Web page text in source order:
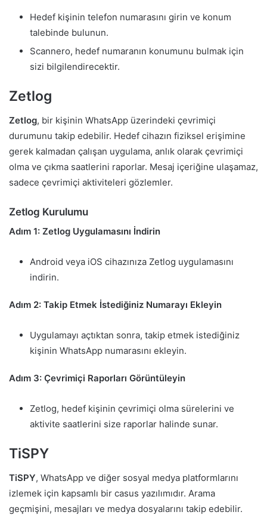
Hedef kişinin telefon numarasını girin ve konum
talebinde bulunun.
Scannero, hedef numaranın konumunu bulmak için
sizi bilgilendirecektir.
Zetlog
Zetlog, bir kişinin WhatsApp üzerindeki çevrimiçi
durumunu takip edebilir. Hedef cihazın fiziksel erişimine
gerek kalmadan çalışan uygulama, anlık olarak çevrimiçi
olma ve çıkma saatlerini raporlar. Mesaj içeriğine ulaşamaz,
sadece çevrimiçi aktiviteleri gözlemler.
Zetlog Kurulumu
Adım 1: Zetlog Uygulamasını İndirin
Android veya iOS cihazınıza Zetlog uygulamasını
indirin.
Adım 2: Takip Etmek İstediğiniz Numarayı Ekleyin
Uygulamayı açtıktan sonra, takip etmek istediğiniz
kişinin WhatsApp numarasını ekleyin.
Adım 3: Çevrimiçi Raporları Görüntüleyin
Zetlog, hedef kişinin çevrimiçi olma sürelerini ve
aktivite saatlerini size raporlar halinde sunar.
TiSPY
TiSPY, WhatsApp ve diğer sosyal medya platformlarını
izlemek için kapsamlı bir casus yazılımıdır. Arama
geçmişini, mesajları ve medya dosyalarını takip edebilir.